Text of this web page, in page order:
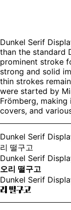
Dunkel Serif
than the standard
prominent stroke
strong and solid
thin strokes
were started by
Frömberg,
covers, and
Dunkel Serif
리 떨구고
Dunkel Serif
오리 떨구고
Dunkel Serif
리 떨구고